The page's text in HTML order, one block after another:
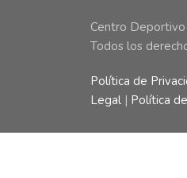
Centro
Todos los
Política de
Legal | Política